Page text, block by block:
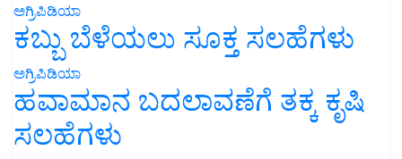
ಅಗ್ರಿಪಿಡಿಯಾ
ಕಬ್ಬು ಬೆಳೆಯಲು ಸೂಕ್ತ ಸಲಹೆಗಳು
ಅಗ್ರಿಪಿಡಿಯಾ
ಹವಾಮಾನ ಬದಲಾವಣೆಗೆ ತಕ್ಕ ಕೃಷಿ
ಸಲಹೆಗಳು